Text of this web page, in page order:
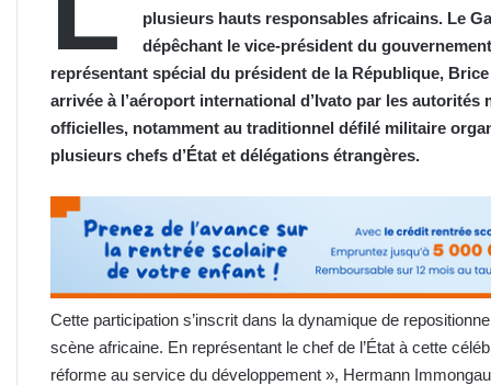
plusieurs hauts responsables africains. Le
dépêchant le vice-président du
représentant spécial du président de la République,
arrivée à l’aéroport international d’Ivato par les
officielles, notamment au traditionnel défilé militaire
plusieurs chefs d’État et délégations étrangères.
Cette participation s’inscrit dans la dynamique de
scène africaine. En représentant le chef de l’État à cette
réforme au service du développement », Hermann